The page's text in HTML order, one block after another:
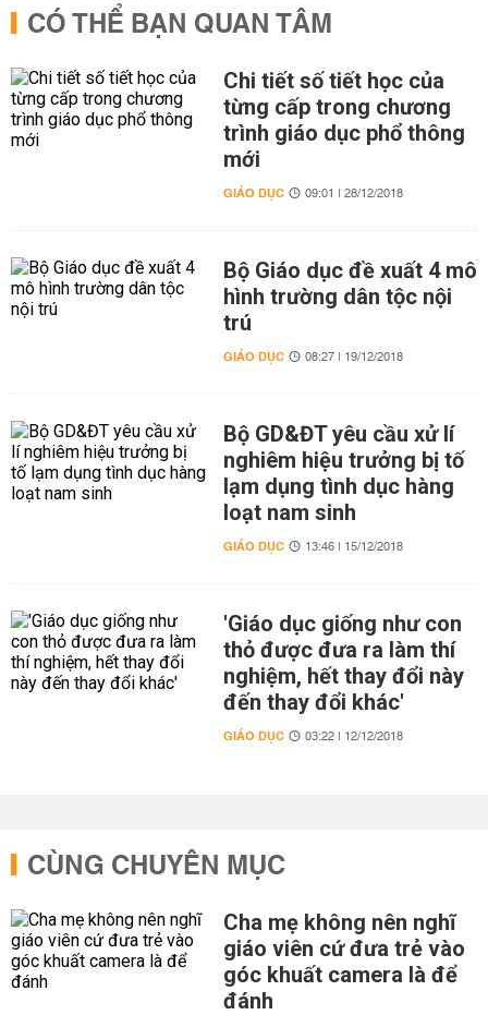
CÓ THỂ BẠN QUAN TÂM
Chi tiết số tiết học của
từng cấp trong chương
trình giáo dục phổ thông
mới
GIÁO DỤC 09:01 | 28/12/2018
Bộ Giáo dục đề xuất 4 mô
hình trường dân tộc nội
trú
GIÁO DỤC 08:27 | 19/12/2018
Bộ GD&ĐT yêu cầu xử lí
nghiêm hiệu trưởng bị tố
lạm dụng tình dục hàng
loạt nam sinh
GIÁO DỤC 13:46 | 15/12/2018
'Giáo dục giống như con
thỏ được đưa ra làm thí
nghiệm, hết thay đổi này
đến thay đổi khác'
GIÁO DỤC 03:22 | 12/12/2018
CÙNG CHUYÊN MỤC
Cha mẹ không nên nghĩ
giáo viên cứ đưa trẻ vào
góc khuất camera là để
đánh